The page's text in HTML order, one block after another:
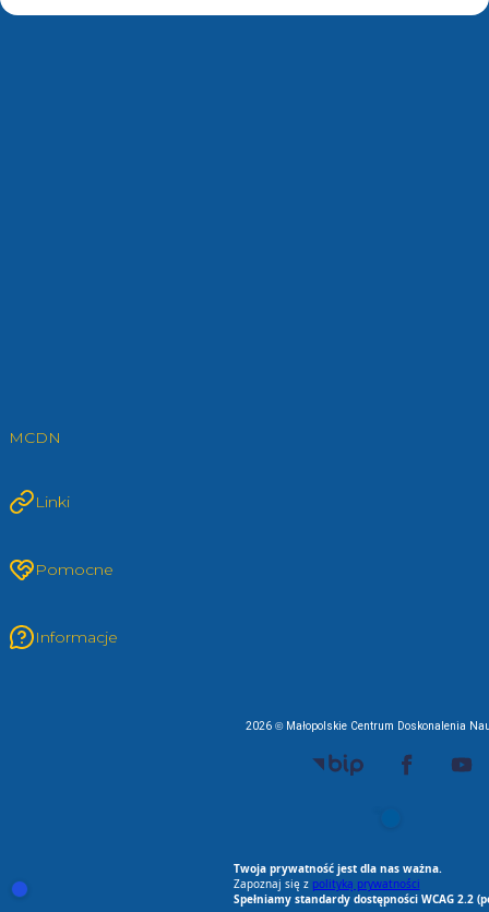
Otwórz ustawienia zgód cookie i zgód RODO
MCDN
Linki
Pomocne
Informacje
2026 © Małopolskie Centrum Doskonalenia
Twoja prywatność jest dla nas ważna.
Zapoznaj się z polityką prywatności
Spełniamy standardy dostępności WCAG 2.2